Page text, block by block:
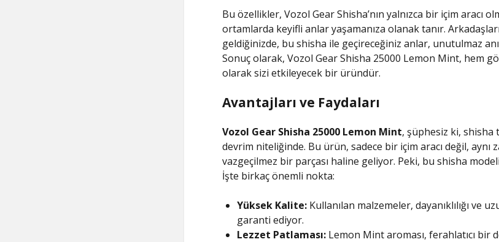
Bu özellikler, Vozol Gear Shisha’nın yalnızca bir içim aracı
ortamlarda keyifli anlar yaşamanıza olanak tanır.
geldiğinizde, bu shisha ile geçireceğiniz anlar, unutulmaz
Sonuç olarak, Vozol Gear Shisha 25000 Lemon Mint, hem
olarak sizi etkileyecek bir üründür.
Avantajları ve Faydaları
Vozol Gear Shisha 25000 Lemon Mint, şüphesiz ki, shisha
devrim niteliğinde. Bu ürün, sadece bir içim aracı değil, aynı
vazgeçilmez bir parçası haline geliyor. Peki, bu shisha
İşte birkaç önemli nokta:
Yüksek Kalite:Kullanılan malzemeler, dayanıklılığı ve
garanti ediyor.
Lezzet Patlaması:Lemon Mint aroması, ferahlatıcı bir